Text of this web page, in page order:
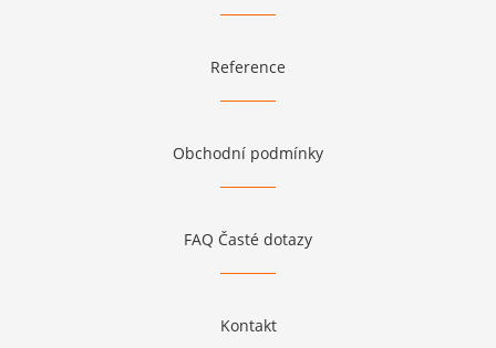
Reference
Obchodní podmínky
FAQ Časté dotazy
Kontakt